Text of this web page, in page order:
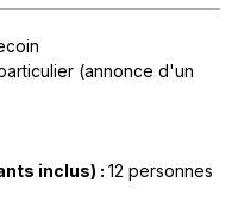
(annonce d'un
inclus) : 12 personnes